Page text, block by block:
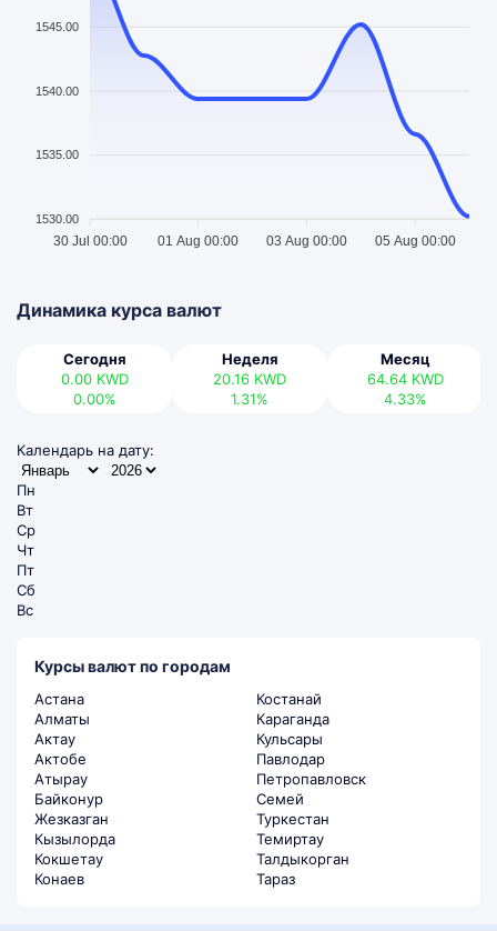
1545.00
1540.00
1535.00
1530.00
30 Jul 00:00 01 Aug 00:00 03 Aug 00:00 05 Aug 00:00
Динамика курса валют
Сегодня
0.00 KWD
0.00%
Неделя
20.16 KWD
1.31%
Месяц
64.64 KWD
4.33%
Календарь на дату:
Пн
Вт
Ср
Чт
Пт
Сб
Вс
Курсы валют по городам
Астана
Алматы
Актау
Актобе
Атырау
Байконур
Жезказган
Кызылорда
Кокшетау
Конаев
Костанай
Караганда
Кульсары
Павлодар
Петропавловск
Семей
Туркестан
Темиртау
Талдыкорган
Тараз